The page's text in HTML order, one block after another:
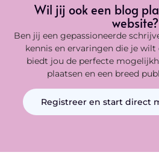
Wil jij ook een blog
website?
Ben jij een gepassioneerde
kennis en ervaringen die je wilt
biedt jou de perfecte
plaatsen en een breed
Registreer en start direct